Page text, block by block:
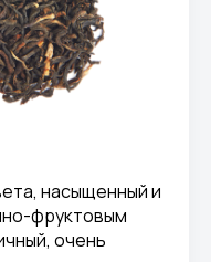
насыщенный и
фруктовым
очень